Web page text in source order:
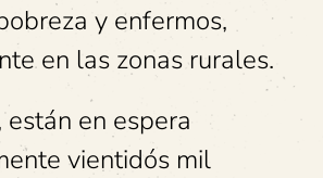
y enfermos,
en las zonas rurales.
en espera
vientidós mil